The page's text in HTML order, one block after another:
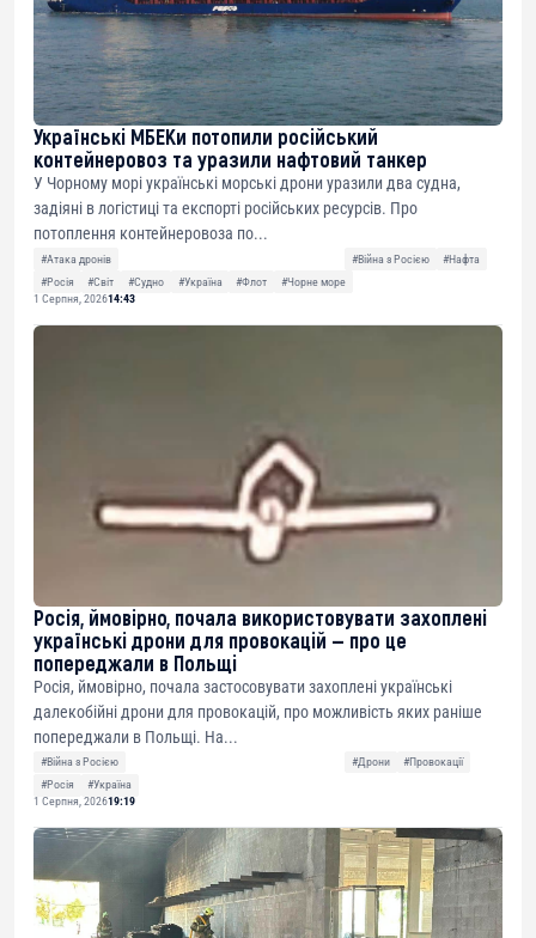
Українські МБЕКи потопили російський
контейнеровоз та уразили нафтовий танкер
У Чорному морі українські морські дрони уразили два судна,
задіяні в логістиці та експорті російських ресурсів. Про
потоплення контейнеровоза по...
#Атака дронів #Війна з Росією
#Нафта
#Росія
#Світ #Судно #Україна #Флот
#Чорне море
1 Серпня, 202614:43
Росія, ймовірно, почала використовувати захоплені
українські дрони для провокацій — про це
попереджали в Польщі
Росія, ймовірно, почала застосовувати захоплені українські
далекобійні дрони для провокацій, про можливість яких раніше
попереджали в Польщі. На...
#Війна з Росією #Дрони
#Провокації
#Росія
#Україна
1 Серпня, 202619:19